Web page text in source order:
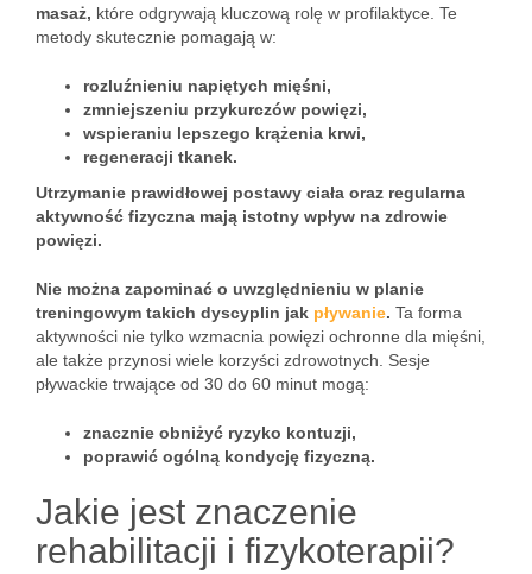
masaż, które odgrywają kluczową rolę w profilaktyce. Te
metody skutecznie pomagają w:
rozluźnieniu napiętych mięśni,
zmniejszeniu przykurczów powięzi,
wspieraniu lepszego krążenia krwi,
regeneracji tkanek.
Utrzymanie prawidłowej postawy ciała oraz regularna
aktywność fizyczna mają istotny wpływ na zdrowie
powięzi.
Nie można zapominać o uwzględnieniu w planie
treningowym takich dyscyplin jak pływanie. Ta forma
aktywności nie tylko wzmacnia powięzi ochronne dla mięśni,
ale także przynosi wiele korzyści zdrowotnych. Sesje
pływackie trwające od 30 do 60 minut mogą:
znacznie obniżyć ryzyko kontuzji,
poprawić ogólną kondycję fizyczną.
Jakie jest znaczenie
rehabilitacji i fizykoterapii?